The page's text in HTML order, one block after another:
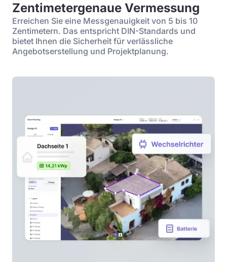
Zentimetergenaue Vermessung
Erreichen Sie eine Messgenauigkeit von 5 bis 10
Zentimetern. Das entspricht DIN-Standards und
bietet Ihnen die Sicherheit für verlässliche
Angebotserstellung und Projektplanung.